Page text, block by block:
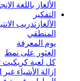
الألغاز باللغة
التفكير
الألغاز تدريب
المنطقي
يوم المعرفة
العثور على نمط
كل لعبة
إزالة الأشياء